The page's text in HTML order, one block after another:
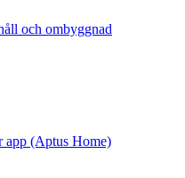
och ombyggnad
app (Aptus Home)